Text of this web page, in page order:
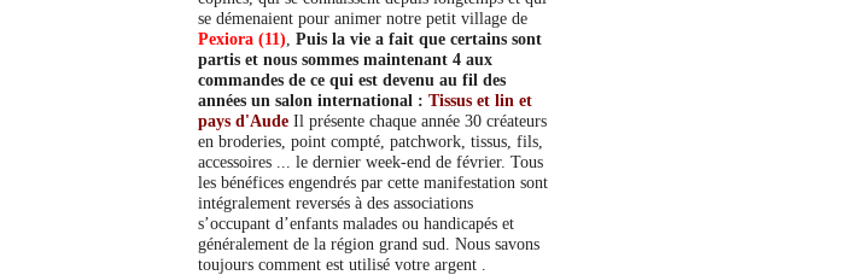
se démenaient pour animer notre petit village de
Pexiora (11) Puis la vie a fait que certains sont
partis et nous sommes maintenant 4 aux
commandes de ce qui est devenu au fil des
années un salon international : Tissus et lin et
pays d'Aude Il présente chaque année 30 créateurs
en broderies, point compté, patchwork, tissus, fils,
accessoires ... le dernier week-end de février. Tous
les bénéfices engendrés par cette manifestation sont
intégralement reversés à des associations
s’occupant d’enfants malades ou handicapés et
généralement de la région grand sud. Nous savons
toujours comment est utilisé votre argent .